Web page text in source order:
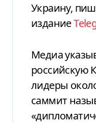
Украину,
издание
Медиа
российскую
лидеры
саммит